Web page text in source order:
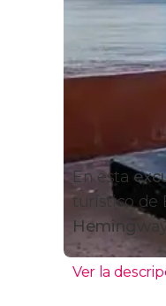
En esta
turístico de
Ver la